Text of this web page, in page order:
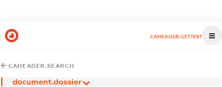
CAHEADER.GETTEST
CAHEADER.SEARCH
document.dossier